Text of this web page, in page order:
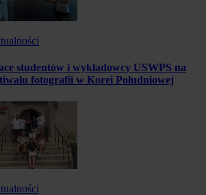
studentów i wykładowcy USWPS na
fotografii w Korei Południowej